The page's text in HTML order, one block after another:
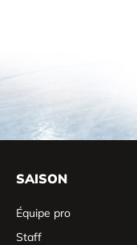
SAISON
Équipe pro
Staff